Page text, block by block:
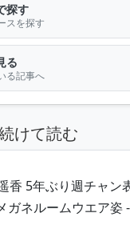
探す
スを探す
る
る記事へ
けて読む
香 5年ぶり週チャン
ガネルームウエア姿